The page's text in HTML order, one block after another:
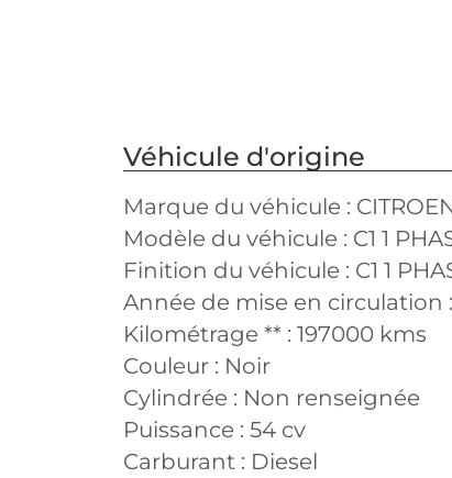
Véhicule d'origine
Marque du véhicule :
Modèle du véhicule : C1 1
Finition du véhicule : C1 1
Année de mise en circulation :
Kilométrage ** : 197000 kms
Couleur : Noir
Cylindrée : Non renseignée
Puissance : 54 cv
Carburant : Diesel